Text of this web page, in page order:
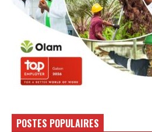
POSTES POPULAIRES